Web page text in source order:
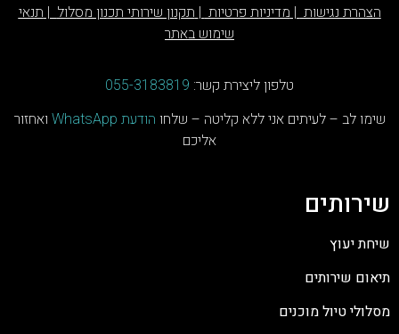
הצהרת נגישות | מדיניות פרטיות | תקנון שירותי תכנון מסלול | תנאי
שימוש באתר
טלפון ליצירת קשר: 055-3183819
שימו לב – לעיתים אני ללא קליטה – שלחו הודעת WhatsApp ואחזור
אליכם
שירותים
שיחת יעוץ
תיאום שירותים
מסלולי טיול מוכנים